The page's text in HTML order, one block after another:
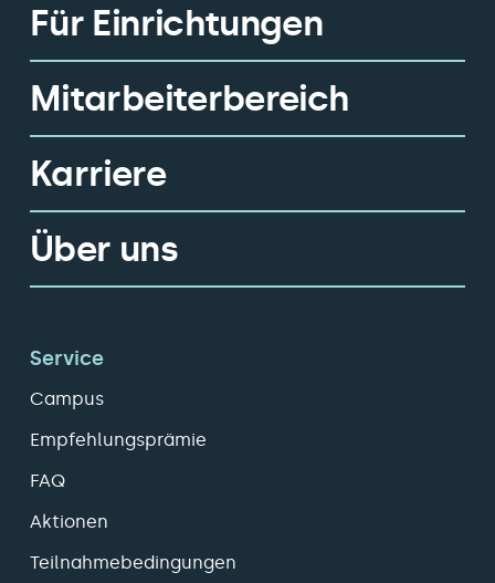
Für Einrichtungen
Mitarbeiterbereich
Karriere
Über uns
Service
Campus
Empfehlungsprämie
FAQ
Aktionen
Teilnahmebedingungen